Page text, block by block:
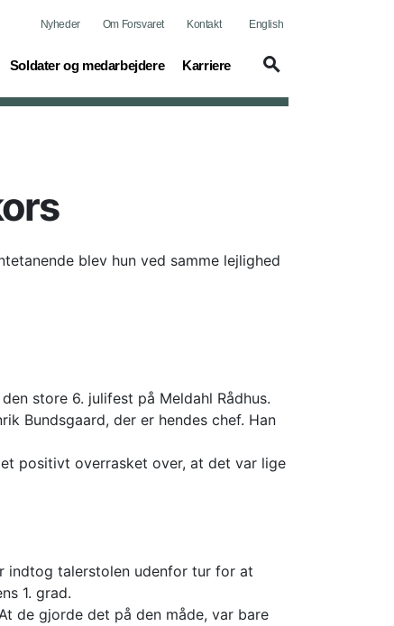
Nyheder Om Forsvaret Kontakt English
Soldater og medarbejdere
(current) Karriere
(current)
blev hun ved samme lejlighed
store 6. julifest på Meldahl Rådhus.
Bundsgaard, der er hendes chef. Han
positivt overrasket over, at det var lige
indtog talerstolen udenfor tur for at
1. grad.
de gjorde det på den måde, var bare